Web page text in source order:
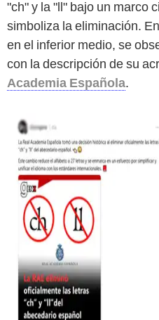
"ch" y la "ll" bajo un marco
simboliza la eliminación.
en el inferior medio, se
con la descripción de su
Academia Española.